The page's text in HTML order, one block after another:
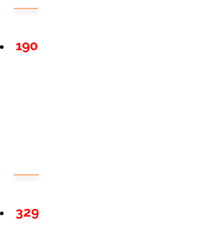
190
329